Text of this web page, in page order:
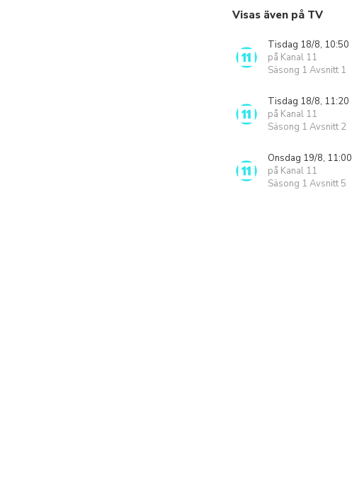
Visas även på TV
Tisdag 18/8, 10:50
på Kanal 11
Säsong 1 Avsnitt 1
Tisdag 18/8, 11:20
på Kanal 11
Säsong 1 Avsnitt 2
Onsdag 19/8, 11:00
på Kanal 11
Säsong 1 Avsnitt 5